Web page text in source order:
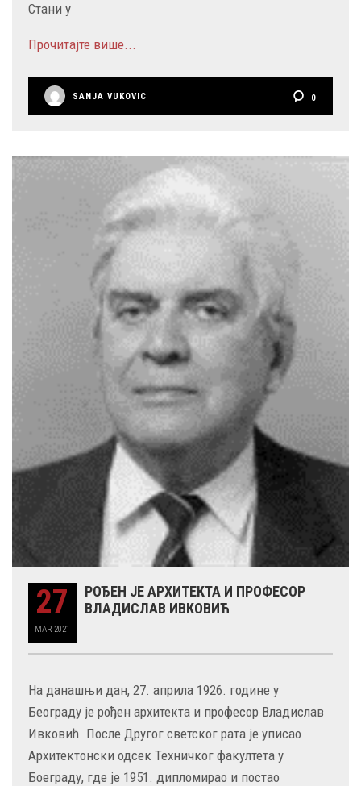
Стани у
Прочитајте више...
SANJA VUKOVIC 0
27
MAR 2021
РОЂЕН ЈЕ АРХИТЕКТА И ПРОФЕСОР
ВЛАДИСЛАВ ИВКОВИЋ
На данашњи дан, 27. априла 1926. године у
Београду је рођен архитекта и професор Владислав
Ивковић. После Другог светског рата је уписао
Архитектонски одсек Техничког факултета у
Боеграду, где је 1951. дипломирао и постао